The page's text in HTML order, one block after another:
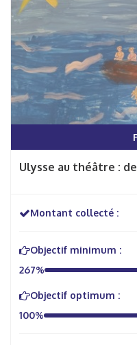
Ulysse au théâtre :
Montant collecté :
Objectif minimum :
267%
Objectif optimum :
100%